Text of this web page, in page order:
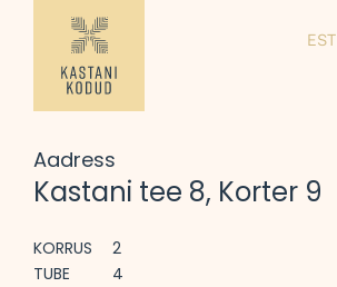
EST
Aadress
Kastani tee 8, Korter 9
KORRUS
2
TUBE
4